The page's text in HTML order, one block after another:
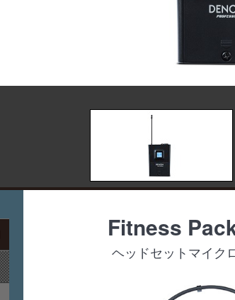
Fitness
ヘッドセットマイク